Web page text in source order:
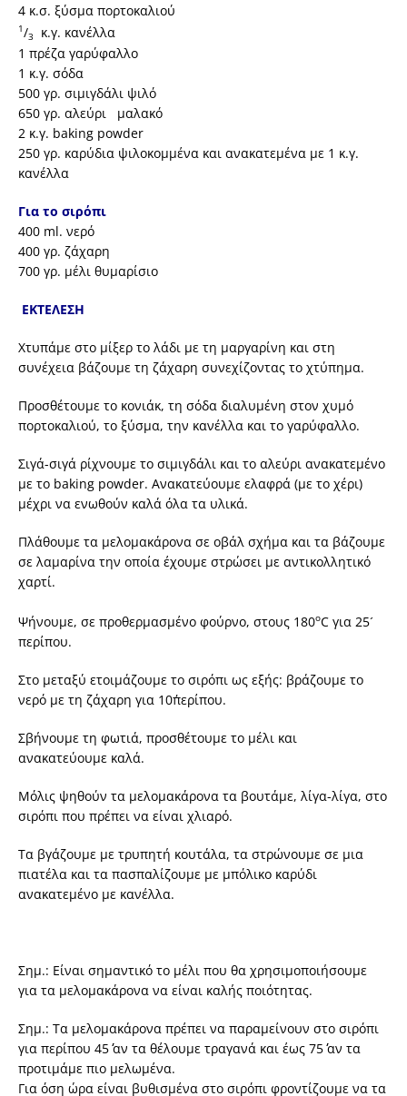
4 κ.σ. ξύσμα πορτοκαλιού
1/3
κ.γ. κανέλλα
1 πρέζα γαρύφαλλο
1 κ.γ. σόδα
500 γρ. σιμιγδάλι ψιλό
650 γρ. αλεύρι μαλακό
2 κ.γ. baking powder
250 γρ. καρύδια ψιλοκομμένα και ανακατεμένα με 1 κ.γ.
κανέλλα
Για το σιρόπι
400 ml. νερό
400 γρ. ζάχαρη
700 γρ. μέλι θυμαρίσιο
ΕΚΤΕΛΕΣΗ
Χτυπάμε στο μίξερ το λάδι με τη μαργαρίνη και στη
συνέχεια βάζουμε τη ζάχαρη συνεχίζοντας το χτύπημα.
Προσθέτουμε το κονιάκ, τη σόδα διαλυμένη στον χυμό
πορτοκαλιού, το ξύσμα, την κανέλλα και το γαρύφαλλο.
Σιγά-σιγά ρίχνουμε το σιμιγδάλι και το αλεύρι ανακατεμένο
με το baking powder. Ανακατεύουμε ελαφρά (με το χέρι)
μέχρι να ενωθούν καλά όλα τα υλικά.
Πλάθουμε τα μελομακάρονα σε οβάλ σχήμα και τα βάζουμε
σε λαμαρίνα την οποία έχουμε στρώσει με αντικολλητικό
χαρτί.
Ψήνουμε, σε προθερμασμένο φούρνο, στους 180οC για 25´
περίπου.
Στο μεταξύ ετοιμάζουμε το σιρόπι ως εξής: βράζουμε το
νερό με τη ζάχαρη για 10΄περίπου.
Σβήνουμε τη φωτιά, προσθέτουμε το μέλι και
ανακατεύουμε καλά.
Μόλις ψηθούν τα μελομακάρονα τα βουτάμε, λίγα-λίγα, στο
σιρόπι που πρέπει να είναι χλιαρό.
Τα βγάζουμε με τρυπητή κουτάλα, τα στρώνουμε σε μια
πιατέλα και τα πασπαλίζουμε με μπόλικο καρύδι
ανακατεμένο με κανέλλα.
Σημ.: Είναι σημαντικό το μέλι που θα χρησιμοποιήσουμε
για τα μελομακάρονα να είναι καλής ποιότητας.
Σημ.: Τα μελομακάρονα πρέπει να παραμείνουν στο σιρόπι
για περίπου 45΄΄ αν τα θέλουμε τραγανά και έως 75΄΄ αν τα
προτιμάμε πιο μελωμένα.
Για όση ώρα είναι βυθισμένα στο σιρόπι φροντίζουμε να τα